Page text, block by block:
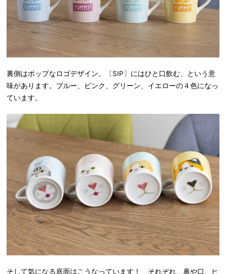
裏側はポップなロゴデザイン。〔SIP〕にはひと口飲む、という意
味があります。ブルー、ピンク、グリーン、イエローの４色になっ
ています。
そして気になる底面はこうなっています！ それぞれ、鼻や口、ヒ